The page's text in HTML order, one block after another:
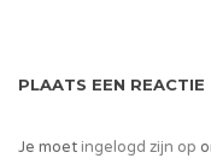
PLAATS EEN REACTIE
Je moetingelogd zijn op